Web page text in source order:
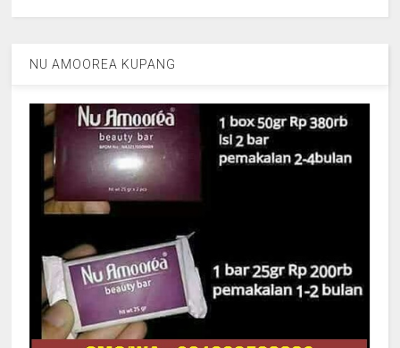
NU AMOOREA KUPANG